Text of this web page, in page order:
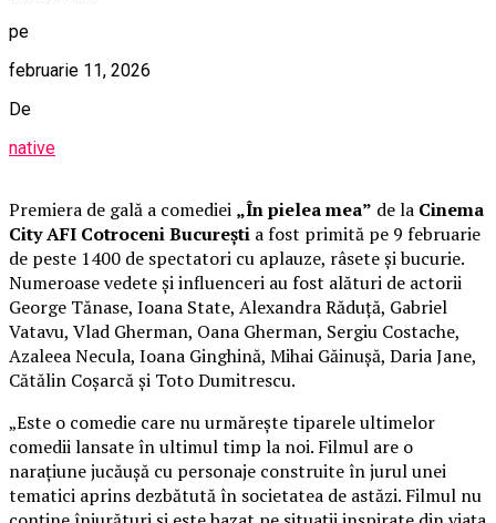
pe
februarie 11, 2026
De
native
Premiera de gală a comediei „În pielea mea” de la Cinema
City AFI Cotroceni București a fost primită pe 9 februarie
de peste 1400 de spectatori cu aplauze, râsete și bucurie.
Numeroase vedete și influenceri au fost alături de actorii
George Tănase, Ioana State, Alexandra Răduță, Gabriel
Vatavu, Vlad Gherman, Oana Gherman, Sergiu Costache,
Azaleea Necula, Ioana Ginghină, Mihai Găinușă, Daria Jane,
Cătălin Coșarcă și Toto Dumitrescu.
„Este o comedie care nu urmărește tiparele ultimelor
comedii lansate în ultimul timp la noi. Filmul are o
narațiune jucăușă cu personaje construite în jurul unei
tematici aprins dezbătută în societatea de astăzi. Filmul nu